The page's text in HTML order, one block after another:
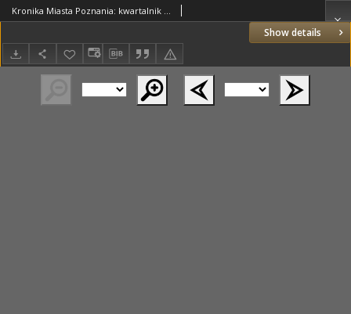
Show details
Kronika Miasta Poznania: kwartalnik poświęcony problematyce współczesnego Poznania 1969.04/07 R.37 Nr2